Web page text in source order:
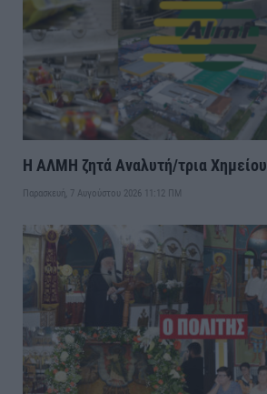
Η ΑΛΜΗ ζητά Αναλυτή/τρια Χημείου
Παρασκευή, 7 Αυγούστου 2026 11:12 ΠΜ